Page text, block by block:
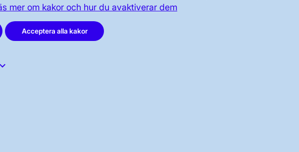
mer om kakor och hur du avaktiverar dem
Acceptera alla kakor
keyboard_arrow_down